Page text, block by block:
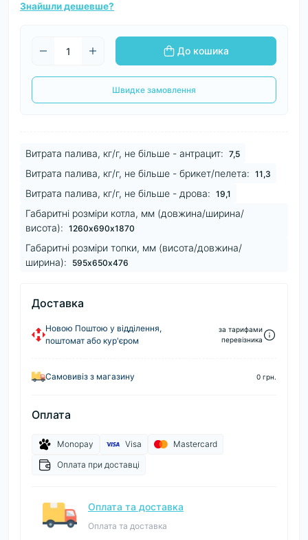
Знайшли дешевше?
До кошика
Швидке замовлення
Витрата палива, кг/г, не більше - антрацит: 7,5
Витрата палива, кг/г, не більше - брикет/пелета: 11,3
Витрата палива, кг/г, не більше - дрова: 19,1
Габаритні розміри котла, мм (довжина/ширина/
висота): 1260х690х1870
Габаритні розміри топки, мм (висота/довжина/
ширина):
595х650х476
Доставка
Новою Поштою у відділення,
поштомат або кур'єром
за тарифами
перевізника
Самовивіз з магазину 0 грн.
Оплата
Monopay Visa
Mastercard
Оплата при доставці
Оплата та доставка
Оплата та доставка